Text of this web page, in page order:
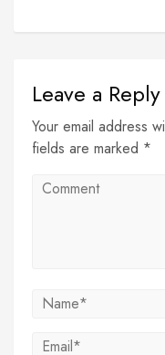
Leave a Reply
Your email address
fields are marked *